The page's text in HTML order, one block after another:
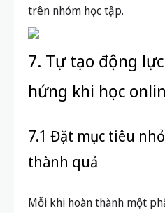
trên nhóm học tập.
7. Tự tạo động
hứng khi học
7.1 Đặt mục tiêu
thành quả
Mỗi khi hoàn thành một